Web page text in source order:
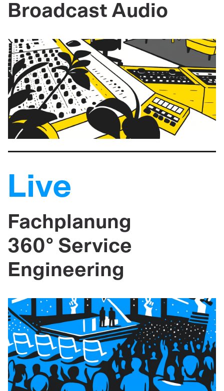
Broadcast Audio
Live
Fachplanung
360° Service
Engineering